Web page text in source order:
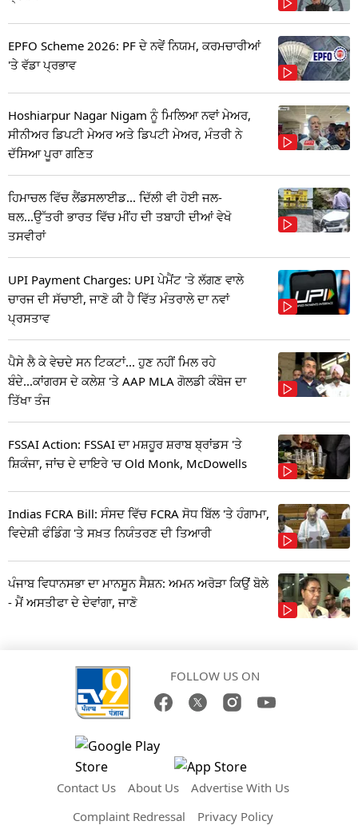
EPFO Scheme 2026: PF ਦੇ ਨਵੇਂ ਨਿਯਮ, ਕਰਮਚਾਰੀਆਂ
'ਤੇ ਵੱਡਾ ਪ੍ਰਭਾਵ
Hoshiarpur Nagar Nigam ਨੂੰ ਮਿਲਿਆ ਨਵਾਂ ਮੇਅਰ,
ਸੀਨੀਅਰ ਡਿਪਟੀ ਮੇਅਰ ਅਤੇ ਡਿਪਟੀ ਮੇਅਰ, ਮੰਤਰੀ ਨੇ
ਦੱਸਿਆ ਪੂਰਾ ਗਣਿਤ
ਹਿਮਾਚਲ ਵਿੱਚ ਲੈਂਡਸਲਾਈਡ... ਦਿੱਲੀ ਵੀ ਹੋਈ ਜਲ-
ਥਲ...ਉੱਤਰੀ ਭਾਰਤ ਵਿੱਚ ਮੀਂਹ ਦੀ ਤਬਾਹੀ ਦੀਆਂ ਵੇਖੋ
ਤਸਵੀਰਾਂ
UPI Payment Charges: UPI ਪੇਮੈਂਟ 'ਤੇ ਲੱਗਣ ਵਾਲੇ
ਚਾਰਜ ਦੀ ਸੱਚਾਈ, ਜਾਣੋ ਕੀ ਹੈ ਵਿੱਤ ਮੰਤਰਾਲੇ ਦਾ ਨਵਾਂ
ਪ੍ਰਸਤਾਵ
ਪੈਸੇ ਲੈ ਕੇ ਵੇਚਦੇ ਸਨ ਟਿਕਟਾਂ... ਹੁਣ ਨਹੀਂ ਮਿਲ ਰਹੇ
ਬੰਦੇ...ਕਾਂਗਰਸ ਦੇ ਕਲੇਸ਼ 'ਤੇ AAP MLA ਗੋਲਡੀ ਕੰਬੋਜ ਦਾ
ਤਿੱਖਾ ਤੰਜ
FSSAI Action: FSSAI ਦਾ ਮਸ਼ਹੂਰ ਸ਼ਰਾਬ ਬ੍ਰਾਂਡਸ 'ਤੇ
ਸ਼ਿਕੰਜਾ, ਜਾਂਚ ਦੇ ਦਾਇਰੇ 'ਚ Old Monk, McDowells
Indias FCRA Bill: ਸੰਸਦ ਵਿੱਚ FCRA ਸੋਧ ਬਿੱਲ 'ਤੇ ਹੰਗਾਮਾ,
ਵਿਦੇਸ਼ੀ ਫੰਡਿੰਗ 'ਤੇ ਸਖ਼ਤ ਨਿਯੰਤਰਣ ਦੀ ਤਿਆਰੀ
ਪੰਜਾਬ ਵਿਧਾਨਸਭਾ ਦਾ ਮਾਨਸੂਨ ਸੈਸ਼ਨ: ਅਮਨ ਅਰੋੜਾ ਕਿਉਂ ਬੋਲੇ
- ਮੈਂ ਅਸਤੀਫਾ ਦੇ ਦੇਵਾਂਗਾ, ਜਾਣੋ
FOLLOW US ON
Contact Us About Us
Advertise With Us
Complaint Redressal
Privacy Policy